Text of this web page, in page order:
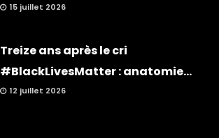
15 juillet 2026
Treize ans après le cri
#BlackLivesMatter : anatomie...
12 juillet 2026